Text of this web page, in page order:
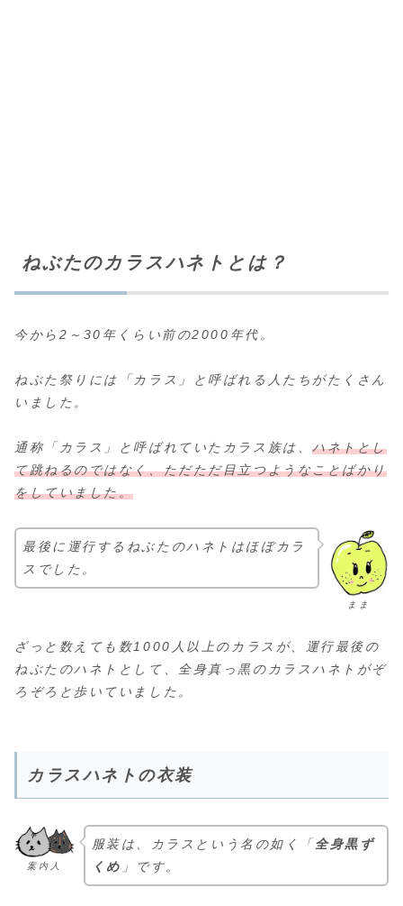
ねぶたのカラスハネトとは？
今から2～30年くらい前の2000年代。
ねぶた祭りには「カラス」と呼ばれる人たちがたくさん
いました。
通称「カラス」と呼ばれていたカラス族は、ハネトとし
て跳ねるのではなく、ただただ目立つようなことばかり
をしていました。
まま
最後に運行するねぶたのハネトはほぼカラ
スでした。
ざっと数えても数1000人以上のカラスが、運行最後の
ねぶたのハネトとして、全身真っ黒のカラスハネトがぞ
ろぞろと歩いていました。
カラスハネトの衣装
案内人
服装は、カラスという名の如く「 全身黒ず
くめ 」です。